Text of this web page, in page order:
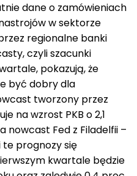
dane o zamówieniach
w sektorze
regionalne banki
czyli szacunki
pokazują, że
być dobry dla
tworzony przez
na wzrost PKB o 2,1
nowcast Fed z Filadelfii –
te prognozy się
kwartale będzie